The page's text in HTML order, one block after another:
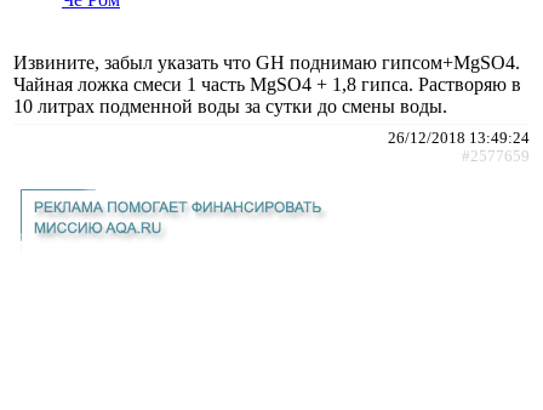
Извините, забыл указать что GH поднимаю гипсом+MgSO4.
Чайная ложка смеси 1 часть MgSO4 + 1,8 гипса. Растворяю в
10 литрах подменной воды за сутки до смены воды.
26/12/2018 13:49:24
#2577659